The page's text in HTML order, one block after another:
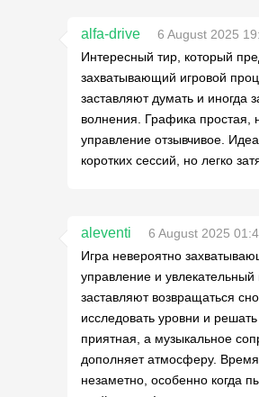
alfa-drive
6 August 2025
Интересный тир, который
захватывающий игровой
заставляют думать и иногда
волнения. Графика простая,
управление отзывчивое.
коротких сессий, но легко
aleventi
6 August 2025
Игра невероятно
управление и увлекательный
заставляют возвращаться
исследовать уровни и
приятная, а музыкальное
дополняет атмосферу.
незаметно, особенно когда